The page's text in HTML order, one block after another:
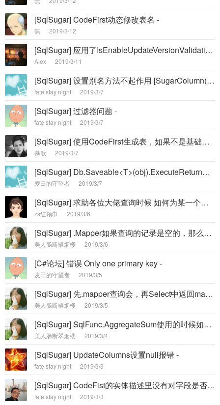
[SqlSugar] CodeFirst动态修改表名 -
無 2019/3/12
[SqlSugar] 应用了IsEnableUpdateVersionValidation的记录，同一个事务内是否可以更新多次 -
Alex 2019/3/11
[SqlSugar] 设置别名方法不起作用 [SugarColumn(ColumnName = "company_id")] -
fate stay night 2019/3/7
[SqlSugar] 过滤器问题 -
fate stay night 2019/3/7
[SqlSugar] 使用CodeFirst生成表，如果不是基础类型的话，我能不能在反射的时候给这个表的type动态附上属性 -
慕歌 2019/3/7
[SqlSugar] Db.Saveable<T>(obj).ExecuteReturnEntity插入后主键为空 -
麦田的守望者 2019/3/7
[SqlSugar] 求助各位大佬查询时候 如何为某一个字段单独加查询条件 -
zs红领巾 2019/3/6
[SqlSugar] .Mapper如果查询的记录是空的，那么用了.Mapper就会报错。序列不包含任何元素 -
美人肠断翠烟楼 2019/3/6
[C#论坛] 错误 Only one primary key -
麦田的守望者 2019/3/5
[SqlSugar] 先.mapper查询会，再Select中返回mapper的子对象的字段 -
美人肠断翠烟楼 2019/3/5
[SqlSugar] SqlFunc.AggregateSum使用的时候如果里面的值都是null值则会报错 -
美人肠断翠烟楼 2019/3/4
[SqlSugar] UpdateColumns设置null报错 -
fate stay night 2019/3/3
[SqlSugar] CodeFist的实体描述里没有对字段是否为索引或索引名称的描述，导致用代码创建数据库没有时不能创建索引，现在解决了吗？ -
fate stay night 2019/3/3